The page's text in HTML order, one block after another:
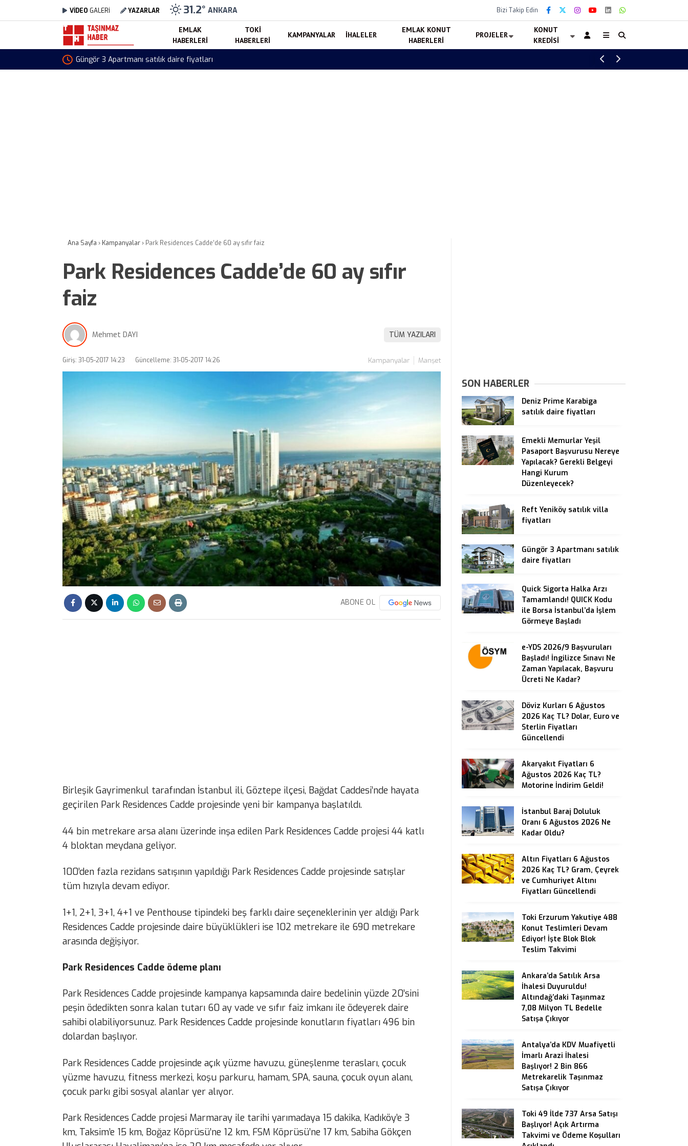
VİDEO GALERİ YAZARLAR 31.2° ANKARA Bizi Takip Edin
EMLAK
HABERLERI
TOKI
HABERLERI
KAMPANYALAR İHALELER
EMLAK KONUT
HABERLERI
PROJELER
KONUT
KREDISI
Güngör 3 Apartmanı satılık daire fiyatları Quick Sigorta Halka Arzı Tamamlandı!
Ana Sayfa › Kampanyalar› Park Residences Cadde’de 60 ay sıfır faiz
Park Residences Cadde’de 60 ay sıfır
faiz
Mehmet DAYI TÜM YAZILARI
Giriş: 31-05-2017 14:23 Güncelleme: 31-05-2017 14:26 Kampanyalar Manşet
ABONE OL
Birleşik Gayrimenkul tarafından İstanbul ili, Göztepe ilçesi, Bağdat Caddesi’nde hayata
geçirilen Park Residences Cadde projesinde yeni bir kampanya başlatıldı.
44 bin metrekare arsa alanı üzerinde inşa edilen Park Residences Cadde projesi 44 katlı
4 bloktan meydana geliyor.
100’den fazla rezidans satışının yapıldığı Park Residences Cadde projesinde satışlar
tüm hızıyla devam ediyor.
1+1, 2+1, 3+1, 4+1 ve Penthouse tipindeki beş farklı daire seçeneklerinin yer aldığı Park
Residences Cadde projesinde daire büyüklükleri ise 102 metrekare ile 690 metrekare
arasında değişiyor.
Park Residences Cadde ödeme planı
Park Residences Cadde projesinde kampanya kapsamında daire bedelinin yüzde 20’sini
peşin ödedikten sonra kalan tutarı 60 ay vade ve sıfır faiz imkanı ile ödeyerek daire
sahibi olabiliyorsunuz. Park Residences Cadde projesinde konutların fiyatları 496 bin
dolardan başlıyor.
Park Residences Cadde projesinde açık yüzme havuzu, güneşlenme terasları, çocuk
yüzme havuzu, fitness merkezi, koşu parkuru, hamam, SPA, sauna, çocuk oyun alanı,
çocuk parkı gibi sosyal alanlar yer alıyor.
Park Residences Cadde projesi Marmaray ile tarihi yarımadaya 15 dakika, Kadıköy’e 3
km, Taksim’e 15 km, Boğaz Köprüsü’ne 12 km, FSM Köprüsü’ne 17 km, Sabiha Gökçen
SON HABERLER
Deniz Prime Karabiga
satılık daire fiyatları
Emekli Memurlar Yeşil
Pasaport Başvurusu Nereye
Yapılacak? Gerekli Belgeyi
Hangi Kurum
Düzenleyecek?
Reft Yeniköy satılık villa
fiyatları
Güngör 3 Apartmanı satılık
daire fiyatları
Quick Sigorta Halka Arzı
Tamamlandı! QUICK Kodu
ile Borsa İstanbul’da İşlem
Görmeye Başladı
e-YDS 2026/9 Başvuruları
Başladı! İngilizce Sınavı Ne
Zaman Yapılacak, Başvuru
Ücreti Ne Kadar?
Döviz Kurları 6 Ağustos
2026 Kaç TL? Dolar, Euro ve
Sterlin Fiyatları
Güncellendi
Akaryakıt Fiyatları 6
Ağustos 2026 Kaç TL?
Motorine İndirim Geldi!
İstanbul Baraj Doluluk
Oranı 6 Ağustos 2026 Ne
Kadar Oldu?
Altın Fiyatları 6 Ağustos
2026 Kaç TL? Gram, Çeyrek
ve Cumhuriyet Altını
Fiyatları Güncellendi
Toki Erzurum Yakutiye 488
Konut Teslimleri Devam
Ediyor! İşte Blok Blok
Teslim Takvimi
Ankara’da Satılık Arsa
İhalesi Duyuruldu!
Altındağ’daki Taşınmaz
7,08 Milyon TL Bedelle
Satışa Çıkıyor
Antalya’da KDV Muafiyetli
İmarlı Arazi İhalesi
Başlıyor! 2 Bin 866
Metrekarelik Taşınmaz
Satışa Çıkıyor
Toki 49 İlde 737 Arsa Satışı
Başlıyor! Açık Artırma
Takvimi ve Ödeme Koşulları